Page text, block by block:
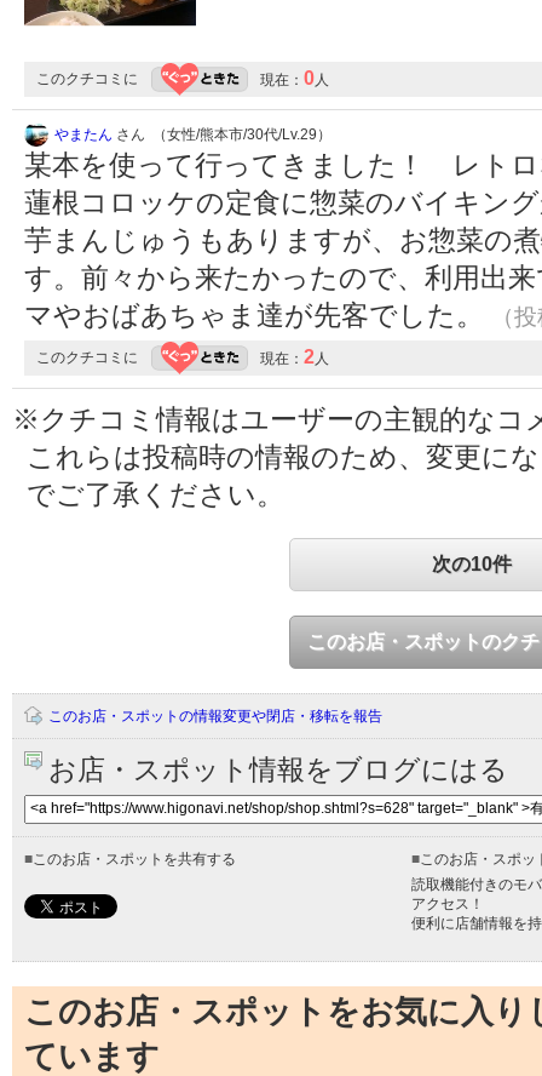
このクチコミに 現在： 0 人
やまたん さん （女性/熊本市/30代/Lv.29）
某本を使って行ってきました！ レト
蓮根コロッケの定食に惣菜のバイキン
芋まんじゅうもありますが、お惣菜の
す。前々から来たかったので、利用出
マやおばあちゃま達が先客でした。
（
このクチコミに 現在： 2 人
※クチコミ情報はユーザーの主観的なコ
これらは投稿時の情報のため、変更に
でご了承ください。
次の10件
このお店・スポットのク
このお店・スポットの情報変更や閉店・移転を報告
お店・スポット情報をブログにはる
■ このお店・スポットを共有する ■ このお店・スポ
読取機能付きのモ
アクセス！
便利に店舗情報を
このお店・スポットをお気に入
ています